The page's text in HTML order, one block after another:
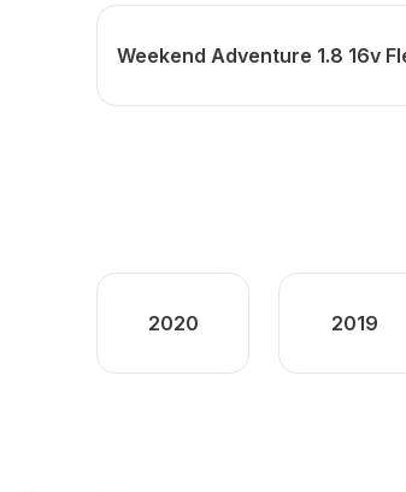
Weekend Adventure 1.8 16v
2020 2019